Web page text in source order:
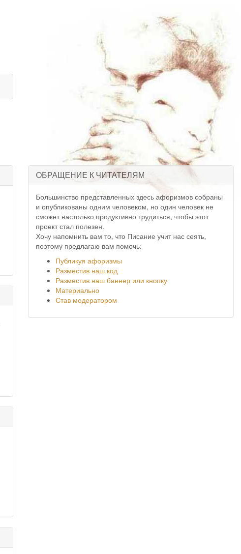
ОБРАЩЕНИЕ К ЧИТАТЕЛЯМ
Большинство представленных здесь афоризмов собраны
и опубликованы одним человеком, но один человек не
сможет настолько продуктивно трудиться, чтобы этот
проект стал полезен.
Хочу напомнить вам то, что Писание учит нас сеять,
поэтому предлагаю вам помочь:
Публикуя афоризмы
Разместив наш код
Разместив наш баннер или кнопку
Материально
Став модератором